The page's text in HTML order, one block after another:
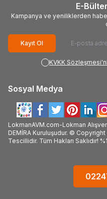
E-
Kampanya ve yeniliklerden
Kayıt Ol
KVKK Sözleşmesi'ni
Sosyal Medya
LokmanAVM.com-Lokman
DEMİRA Kuruluşudur. ©
Tescillidir. Tüm Hakları Saklıdır!